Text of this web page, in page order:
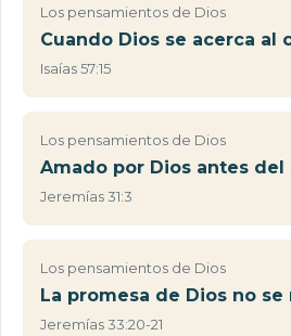
Los pensamientos de Dios
Cuando Dios se acerca al
Isaías 57:15
Los pensamientos de Dios
Amado por Dios antes
Jeremías 31:3
Los pensamientos de Dios
La promesa de Dios no se
Jeremías 33:20-21